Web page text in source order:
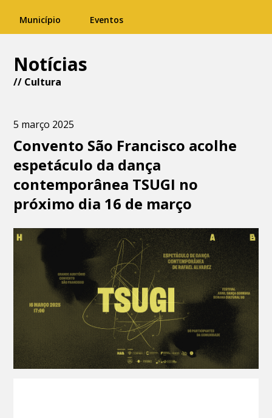
Município Eventos
Notícias
// Cultura
5 março 2025
Convento São Francisco acolhe
espetáculo da dança
contemporânea TSUGI no
próximo dia 16 de março